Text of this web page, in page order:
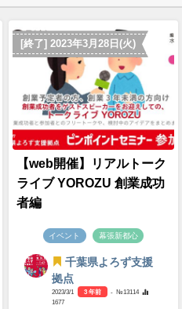
[終了] 2023年3月28日(火)
【web開催】リアルトーク
ライブ YOROZU 創業成功
者編
イベント 幕張新都心
千葉県よろず支援
拠点
2023/3/1 3 年前
- №13114
1677